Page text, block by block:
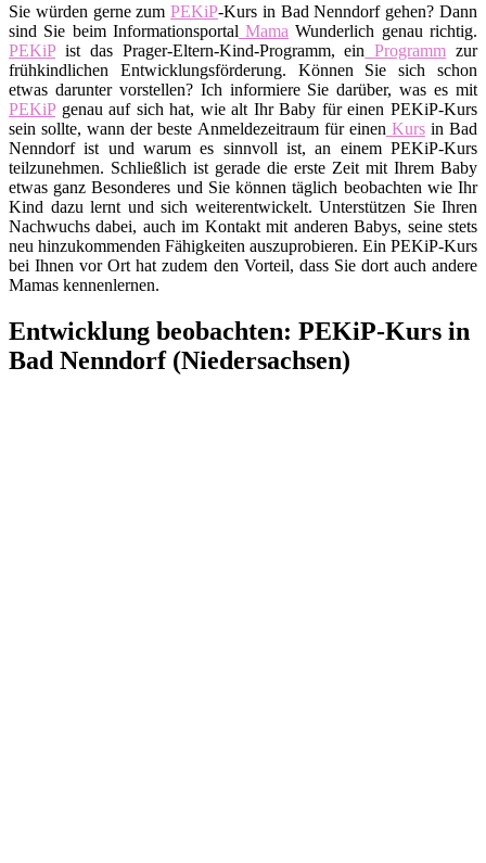
Sie würden gerne zumPEKiP-Kurs in Bad Nenndorf gehen? Dann
sind Sie beim Informationsportal Mama Wunderlich genau richtig.
PEKiPist das Prager-Eltern-Kind-Programm, ein Programm zur
frühkindlichen Entwicklungsförderung. Können Sie sich schon
etwas darunter vorstellen? Ich informiere Sie darüber, was es mit
PEKiPgenau auf sich hat, wie alt Ihr Baby für einen PEKiP-Kurs
sein sollte, wann der beste Anmeldezeitraum für einen Kursin Bad
Nenndorf ist und warum es sinnvoll ist, an einem PEKiP-Kurs
teilzunehmen. Schließlich ist gerade die erste Zeit mit Ihrem Baby
etwas ganz Besonderes und Sie können täglich beobachten wie Ihr
Kind dazu lernt und sich weiterentwickelt. Unterstützen Sie Ihren
Nachwuchs dabei, auch im Kontakt mit anderen Babys, seine stets
neu hinzukommenden Fähigkeiten auszuprobieren. Ein PEKiP-Kurs
bei Ihnen vor Ort hat zudem den Vorteil, dass Sie dort auch andere
Mamas kennenlernen.
Entwicklung beobachten: PEKiP-Kurs in
Bad Nenndorf (Niedersachsen)